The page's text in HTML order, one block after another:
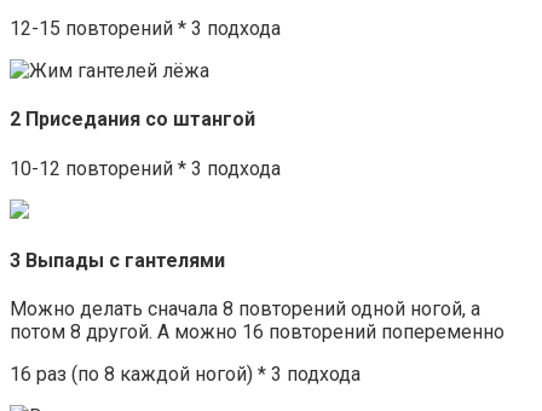
12-15 повторений * 3 подхода
2 Приседания со штангой
10-12 повторений * 3 подхода
3 Выпады с гантелями
Можно делать сначала 8 повторений одной ногой, а
потом 8 другой. А можно 16 повторений попеременно
16 раз (по 8 каждой ногой) * 3 подхода